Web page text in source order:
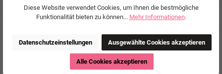
Diese Website verwendet Cookies, um Ihnen die bestmögliche
Funktionalität bieten zu können... Mehr Informationen.
Datenschutzeinstellungen Ausgewählte Cookies akzeptieren
Alle Cookies akzeptieren